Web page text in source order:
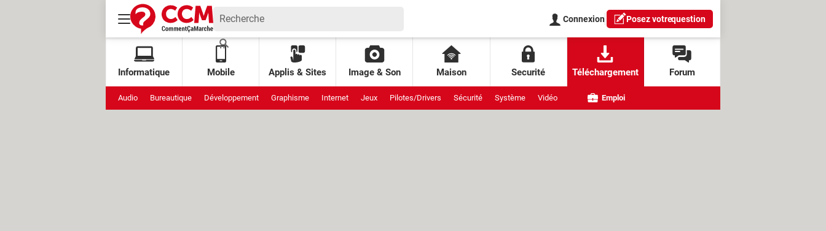
Connexion Posez votrequestion
Informatique Mobile Applis & Sites Image & Son Maison Securité Téléchargement Forum
Audio Bureautique Développement Graphisme Internet Jeux Pilotes/Drivers Sécurité Système Vidéo Emploi